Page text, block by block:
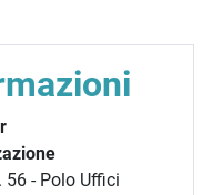
- Polo Uffici